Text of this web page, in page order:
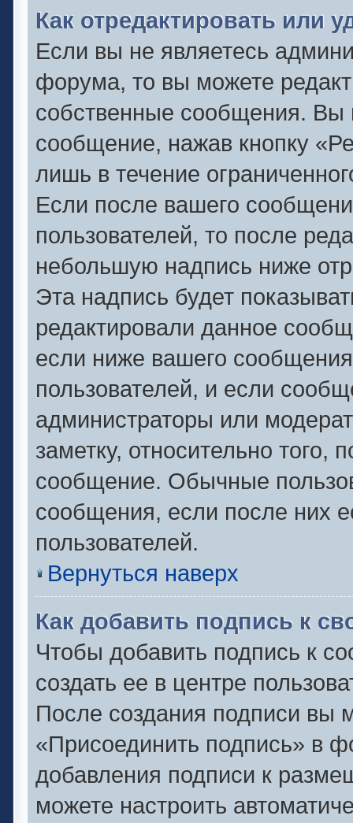
Как отредактировать или
Если вы не являетесь
форума, то вы можете
собственные сообщения. Вы
сообщение, нажав кнопку
лишь в течение
Если после вашего
пользователей, то после
небольшую надпись ниже
Эта надпись будет
редактировали данное
если ниже вашего
пользователей, и если
администраторы или
заметку, относительно
сообщение. Обычные
сообщения, если после них
пользователей.
Вернуться наверх
Как добавить подпись к
Чтобы добавить подпись к
создать ее в центре
После создания подписи вы
«Присоединить подпись» в
добавления подписи к
можете настроить